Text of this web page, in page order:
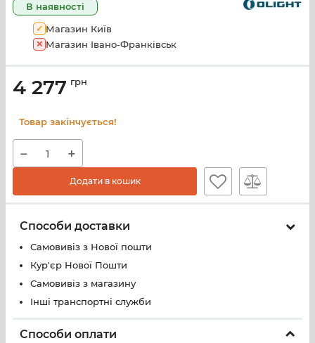
В наявності
✓ Магазин Київ
✕ Магазин Івано-Франківськ
4 277 грн
Товар закінчується!
− +
Додати в кошик
Способи доставки
Самовивіз з Нової пошти
Кур'єр Нової Пошти
Самовивіз з магазину
Інші транспортні служби
Способи оплати